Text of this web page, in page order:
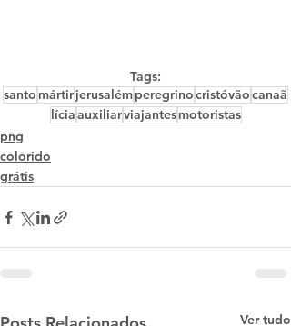
Tags:
santo mártirjerusalémperegrinocristóvãocanaã
líciaauxiliarviajantesmotoristas
png
colorido
grátis
Ver tudo